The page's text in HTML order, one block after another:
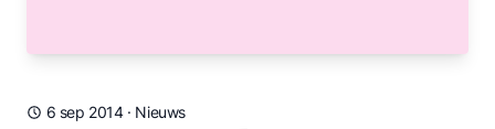
6 sep 2014· Nieuws